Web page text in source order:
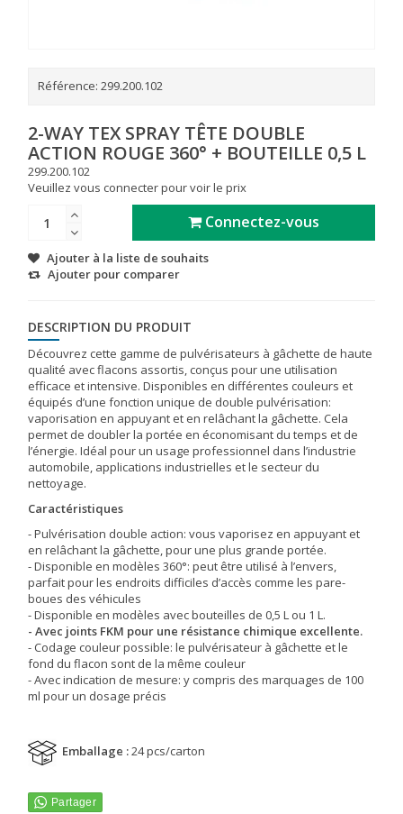
Référence: 299.200.102
2-WAY TEX SPRAY TÊTE DOUBLE
ACTION ROUGE 360° + BOUTEILLE 0,5 L
299.200.102
Veuillez vous connecter pour voir le prix
Connectez-vous
Ajouter à la liste de souhaits
Ajouter pour comparer
DESCRIPTION DU PRODUIT
Découvrez cette gamme de pulvérisateurs à gâchette de haute
qualité avec flacons assortis, conçus pour une utilisation
efficace et intensive. Disponibles en différentes couleurs et
équipés d’une fonction unique de double pulvérisation:
vaporisation en appuyant et en relâchant la gâchette. Cela
permet de doubler la portée en économisant du temps et de
l’énergie. Idéal pour un usage professionnel dans l’industrie
automobile, applications industrielles et le secteur du
nettoyage.
Caractéristiques
- Pulvérisation double action: vous vaporisez en appuyant et
en relâchant la gâchette, pour une plus grande portée.
- Disponible en modèles 360°: peut être utilisé à l’envers,
parfait pour les endroits difficiles d’accès comme les pare-
boues des véhicules
- Disponible en modèles avec bouteilles de 0,5 L ou 1 L.
- Avec joints FKM pour une résistance chimique excellente.
- Codage couleur possible: le pulvérisateur à gâchette et le
fond du flacon sont de la même couleur
- Avec indication de mesure: y compris des marquages de 100
ml pour un dosage précis
Emballage :24 pcs/carton